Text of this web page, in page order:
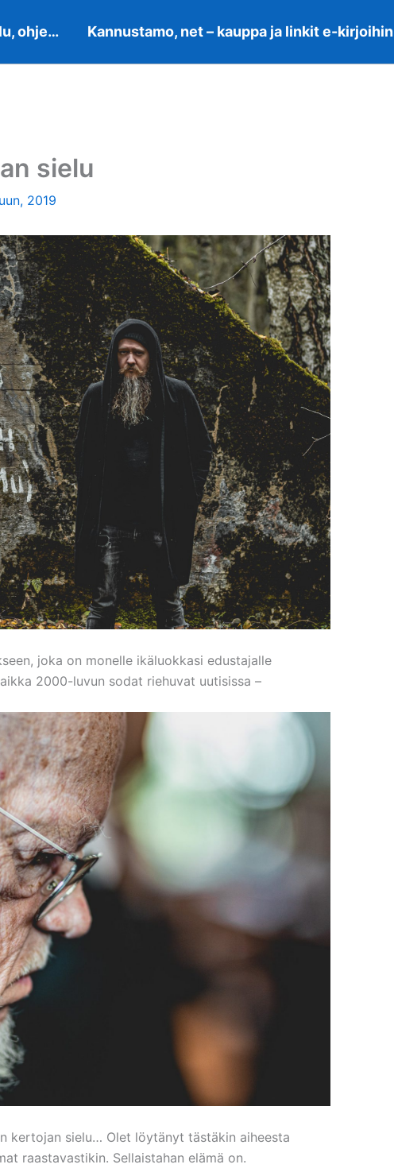
ohje… Kannustamo, net – kauppa ja linkit e-kirjoihin
sielu
2019
joka on monelle ikäluokkasi edustajalle
2000-luvun sodat riehuvat uutisissa –
kertojan sielu… Olet löytänyt tästäkin aiheesta
raastavastikin. Sellaistahan elämä on.